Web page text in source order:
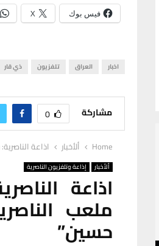
فيس بوك X
اخبار العراق تلفزيون ذي قار
مشاركة 0
Home ألأخبار اذاعة
ألأخبار إذاعة وتلفزيون الناصرية
اذاعة
ملعب
حسين”